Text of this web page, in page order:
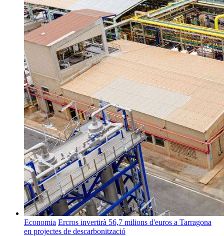
Economia Ercros invertirà 56,7 milions d'euros a Tarragona
en projectes de descarbonització